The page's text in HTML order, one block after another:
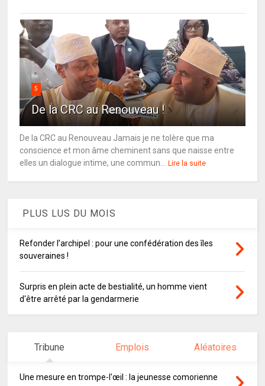
5
De la CRC au Renouveau !
De la CRC au Renouveau Jamais je ne tolère que ma
conscience et mon âme cheminent sans que naisse entre
elles un dialogue intime, une commun...
Lire la suite
PLUS LUS DU MOIS
Refonder l’archipel : pour une confédération des îles
souveraines !
Surpris en plein acte de bestialité, un homme vient
d'être arrêté par la gendarmerie
Tribune Emplois Aléatoires
Une mesure en trompe-l'œil : la jeunesse comorienne